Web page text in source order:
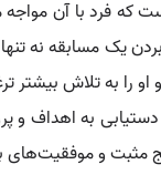
فرد با آن
یک مسابقه نه
به تلاش بیشتر
به
مثبت و